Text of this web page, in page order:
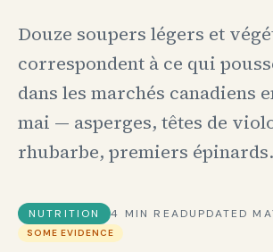
Douze soupers légers et
correspondent à ce qui
dans les marchés canadiens
mai — asperges, têtes de
rhubarbe, premiers épinards.
NUTRITION 4 MIN READUPDATED
SOME EVIDENCE